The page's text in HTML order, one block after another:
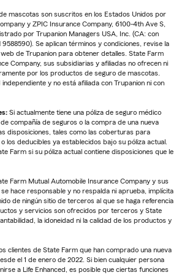
mascotas son suscritos en los Estados Unidos por
y ZPIC Insurance Company, 6100-4th Ave S,
por Trupanion Managers USA, Inc. (CA: con
9588590). Se aplican términos y condiciones, revise la
web de Trupanion para obtener detalles. State Farm
Company, sus subsidiarias y afiliadas no ofrecen ni
por los productos de seguro de mascotas.
y no está afiliada con Trupanion ni con
Si actualmente tiene una póliza de seguro médico
compañía de seguros o la compra de una nueva
disposiciones, tales como las coberturas para
los deducibles ya establecidos bajo su póliza actual.
Farm si su póliza actual contiene disposiciones que le
Farm Mutual Automobile Insurance Company y sus
hace responsable y no respalda ni aprueba, implícita
de ningún sitio de terceros al que se haga referencia
y servicios son ofrecidos por terceros y State
la idoneidad ni la calidad de los productos y
clientes de State Farm que han comprado una nueva
el 1 de enero de 2022. Si bien cualquier persona
a Life Enhanced, es posible que ciertas funciones